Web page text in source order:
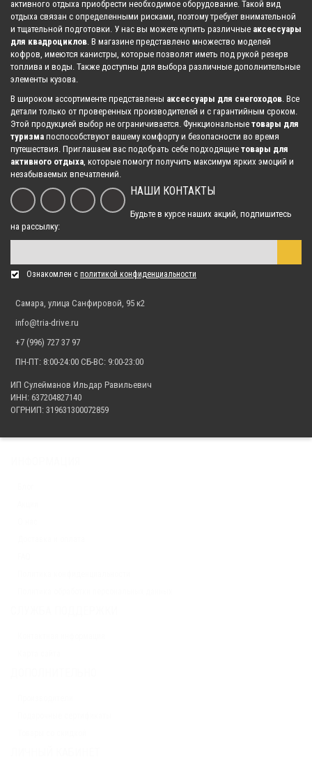
22 185.00 р.
Кофр задний для мотовездехода HISUN Sector 550/750
25 155.00 р.
Кофр задний для квадроцикла TGB Blade 650-1000 для моделей без
штатной спинки
23 940.00 р.
Кофр задний для мотовездехода AODES Desertcross 1000
31 140.00 р.
активного отдыха приобрести необходимое оборудование. Такой вид
отдыха связан с определенными рисками, поэтому требует внимательной
и тщательной подготовки. У нас вы можете купить различные аксессуары
для квадроциклов. В магазине представлено множество моделей
кофров, имеются канистры, которые позволят иметь под рукой резерв
топлива и воды. Также доступны для выбора различные дополнительные
элементы кузова.
В широком ассортименте представлены аксессуары для снегоходов. Все
детали только от проверенных производителей и с гарантийным сроком.
Этой продукцией выбор не ограничивается. Функциональные товары для
туризма поспособствуют вашему комфорту и безопасности во время
путешествия. Приглашаем вас подобрать себе подходящие товары для
активного отдыха, которые помогут получить максимум ярких эмоций и
незабываемых впечатлений.
НАШИ КОНТАКТЫ
Будьте в курсе наших акций, подпишитесь
на рассылку:
Ознакомлен с политикой конфиденциальности
Самара, улица Санфировой, 95 к2
info@tria-drive.ru
+7 (996) 727 37 97
ПН-ПТ: 8:00-24:00 СБ-ВС: 9:00-23:00
ИП Сулейманов Ильдар Равильевич
ИНН: 637204827140
ОГРНИП: 319631300072859